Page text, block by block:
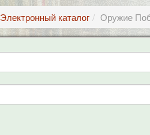
Электронный каталог Оружие